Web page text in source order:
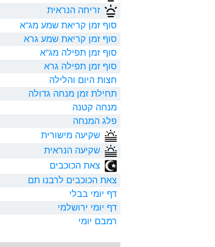
זריחה הנראית
סוף זמן קריאת שמע מג"א
סוף זמן קריאת שמע גרא
סוף זמן תפילה מג"א
סוף זמן תפילה גרא
חצות היום והלילה
תחילת זמן מנחה גדולה
מנחה קטנה
פלג המנחה
שקיעה מישורית
שקיעה הנראית
צאת הכוכבים
צאת הכוכבים לרבנו תם
דף יומי בבלי
דף יומי ירושלמי
רמבם יומי